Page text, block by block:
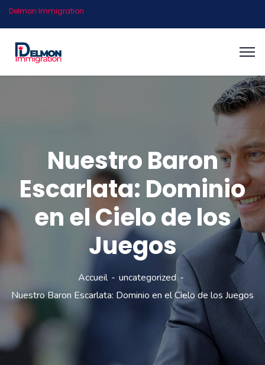
Delmon Immigration
Nuestro Baron
Escarlata: Dominio
en el Cielo de los
Juegos
Accueil
uncategorized
Nuestro Baron Escarlata: Dominio en el Cielo de los Juegos